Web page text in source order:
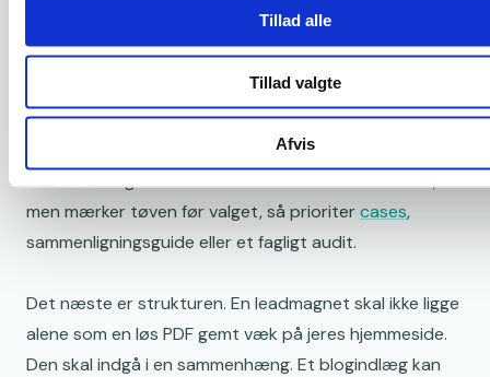
Tillad alle
Tillad valgte
Afvis
Hvis jeres hjemmeside i dag mest har generelle tekster,
så begynd i kendskabsfasen. Lav en tjekliste eller en
selvtest, der hjælper læseren med at vurdere sin
situation. Hvis I allerede har godt indhold, men mangler
noget midt i processen, så lav et webinar eller en
men mærker tøven før valget, så prioritercases,
sammenligningsguide eller et fagligt audit.
Det næste er strukturen. En leadmagnet skal ikke ligge
alene som en løs PDF gemt væk på jeres hjemmeside.
Den skal indgå i en sammenhæng. Et blogindlæg kan